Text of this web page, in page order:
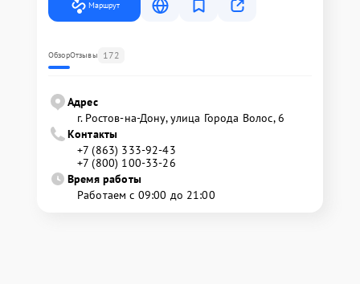
Маршрут
ОбзорОтзывы 172
Адрес
г. Ростов-на-Дону, улица Города Волос, 6
Контакты
+7 (863) 333-92-43
+7 (800) 100-33-26
Время работы
Работаем с 09:00 до 21:00